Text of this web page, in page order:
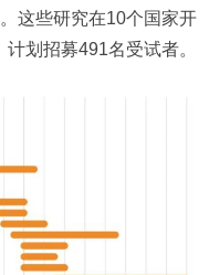
这些研究在10个国家开
划招募491名受试者。